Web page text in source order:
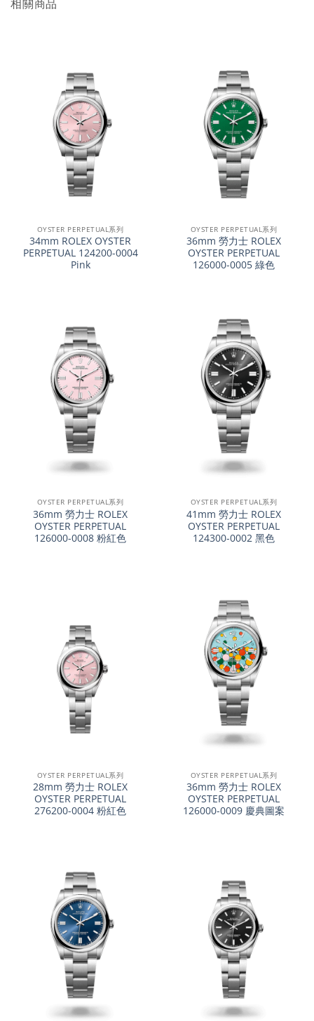
相關商品
OYSTER PERPETUAL系列
34mm ROLEX OYSTER
PERPETUAL 124200-0004
Pink
OYSTER PERPETUAL系列
36mm 勞力士 ROLEX
OYSTER PERPETUAL
126000-0005 綠色
OYSTER PERPETUAL系列
36mm 勞力士 ROLEX
OYSTER PERPETUAL
126000-0008 粉紅色
OYSTER PERPETUAL系列
41mm 勞力士 ROLEX
OYSTER PERPETUAL
124300-0002 黑色
OYSTER PERPETUAL系列
28mm 勞力士 ROLEX
OYSTER PERPETUAL
276200-0004 粉紅色
OYSTER PERPETUAL系列
36mm 勞力士 ROLEX
OYSTER PERPETUAL
126000-0009 慶典圖案